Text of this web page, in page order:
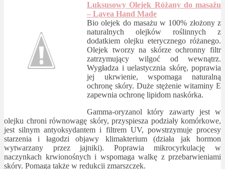
Luksusowy Olejek Różany do masażu
– Lavea Hand Made
Bio olejek do masażu w 100% złożony z
naturalnych olejków roślinnych z
dodatkiem olejku eterycznego różanego.
Olejek tworzy na skórze ochronny filtr
zatrzymujący wilgoć od wewnątrz.
Wygładza i uelastycznia skórę, poprawia
jej ukrwienie, wspomaga naturalną
ochronę skóry. Duże stężenie witaminy E
zapewnia ochronę lipidom naskórka.
Gamma-oryzanol który zawarty jest w
olejku chroni równowagę skóry, przyspiesza podziały komórkowe,
jest silnym antyoksydantem i filtrem UV, powstrzymuje procesy
starzenia i łagodzi objawy klimakterium (działa jak hormon
wytwarzany przez jajniki). Poprawia mikrocyrkulację w
naczynkach krwionośnych i wspomaga walkę z przebarwieniami
skóry. Pomaga także w redukcji zmarszczek.